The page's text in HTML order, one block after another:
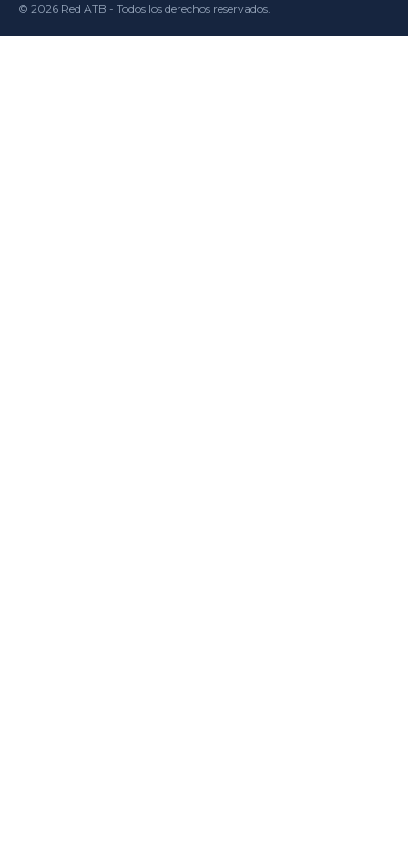
© 2026 Red ATB - Todos los derechos reservados.